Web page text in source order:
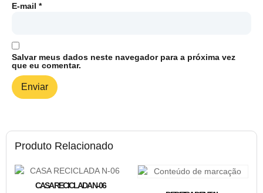
Produto Relacionado
CASA RECICLADA N-06
E-mail *
Salvar meus dados neste navegador para a próxima vez
que eu comentar.